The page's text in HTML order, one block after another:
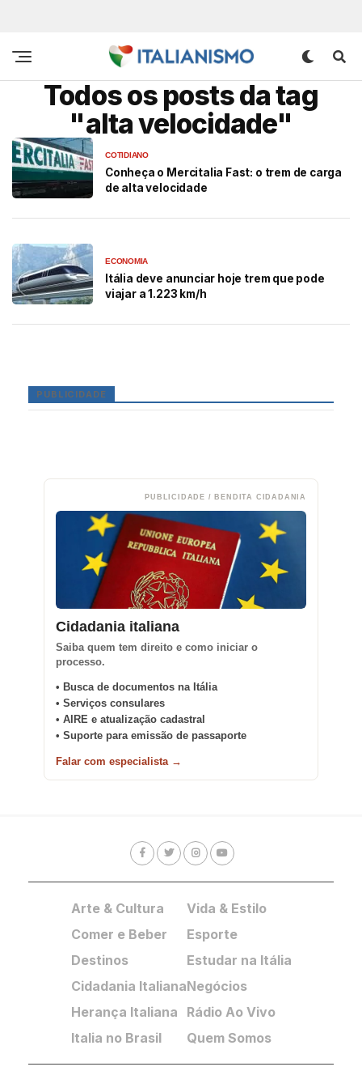
Todos os posts da tag
"alta velocidade"
COTIDIANO
Conheça o Mercitalia Fast: o trem de carga
de alta velocidade
ECONOMIA
Itália deve anunciar hoje trem que pode
viajar a 1.223 km/h
PUBLICIDADE
PUBLICIDADE / BENDITA CIDADANIA
Cidadania italiana
Saiba quem tem direito e como iniciar o
processo.
• Busca de documentos na Itália
• Serviços consulares
• AIRE e atualização cadastral
• Suporte para emissão de passaporte
Falar com especialista →
Arte & Cultura
Comer e Beber
Destinos
Cidadania Italiana
Herança Italiana
Italia no Brasil
Vida & Estilo
Esporte
Estudar na Itália
Negócios
Rádio Ao Vivo
Quem Somos